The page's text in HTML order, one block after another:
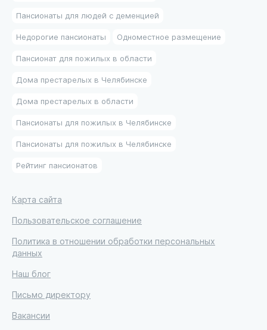
Пансионаты для людей с деменцией
Недорогие пансионаты Одноместное размещение
Пансионат для пожилых в области
Дома престарелых в Челябинске
Дома престарелых в области
Пансионаты для пожилых в Челябинске
Пансионаты для пожилых в Челябинске
Рейтинг пансионатов
Карта сайта
Пользовательское соглашение
Политика в отношении обработки персональных
данных
Наш блог
Письмо директору
Вакансии